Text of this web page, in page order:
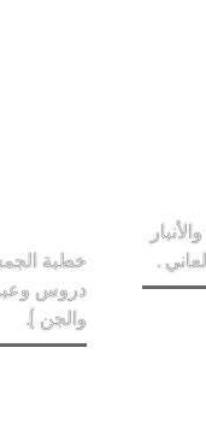
خطبة
والجن ).
.